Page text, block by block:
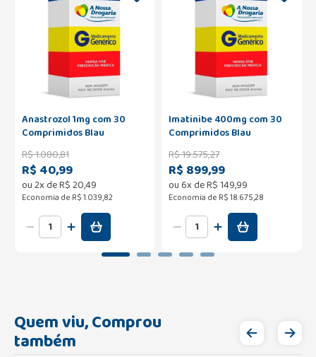
Anastrozol 1mg com 30
Comprimidos Blau
R$1.080,81
R$ 40,99
ou2x deR$20,49
Economia de R$ 1.039,82
Imatinibe 400mg com 30
Comprimidos Blau
R$19.575,27
R$ 899,99
ou6x deR$149,99
Economia de R$ 18.675,28
Quem viu, Comprou
também